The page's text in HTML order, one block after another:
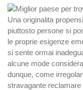
Una originalita
piuttosto persone si
le proprie esigenze
si sente ormai
alcune mode
dunque, come
stravagante